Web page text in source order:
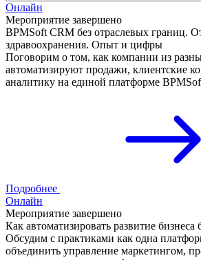
Онлайн
Мероприятие завершено
BPMSoft CRM без отраслевых границ.
здравоохранения. Опыт и цифры
Поговорим о том, как компании из
автоматизируют продажи, клиентские
аналитику на единой платформе
Подробнее
Онлайн
Мероприятие завершено
Как автоматизировать развитие бизнеса
Обсудим с практиками как одна
объединить управление маркетингом,